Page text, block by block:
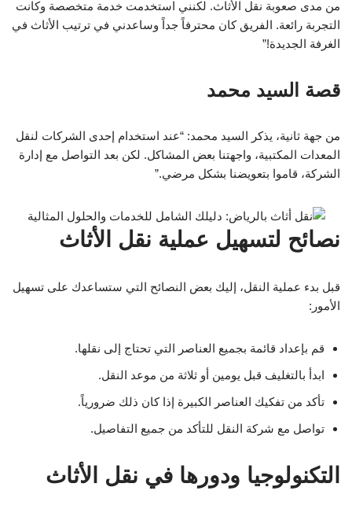
من مدى صعوبة نقل الأثاث. لكنني استخدمت خدمة متخصصة وكانت
التجربة رائعة. الفريق كان محترفاً جداً وساعدني في ترتيب الأثاث في
الغرفة الجديدة!”
قصة السيد محمد
من جهة ثانية، يذكر السيد محمد: “عند استخدام إحدى الشركات لنقل
المعدات المكتبية، واجهتنا بعض المشاكل. لكن بعد التواصل مع إدارة
الشركة، قاموا بتعويضنا بشكل مرضي.”
نصائح لتسهيل عملية نقل الأثاث
قبل بدء عملية النقل، إليك بعض النصائح التي ستساعدك على تسهيل
الأمور:
قم بإعداد قائمة بجميع العناصر التي تحتاج إلى نقلها.
ابدأ بالتغليف قبل يومين أو ثلاثة من موعد النقل.
تأكد من تفكيك العناصر الكبيرة إذا كان ذلك ضرورياً.
تواصل مع شركة النقل للتأكد من جميع التفاصيل.
التكنولوجيا ودورها في نقل الأثاث